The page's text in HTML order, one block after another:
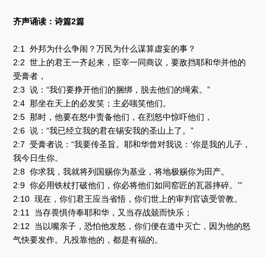
齐声诵读：诗篇2篇
2:1 外邦为什么争闹？万民为什么谋算虚妄的事？
2:2 世上的君王一齐起来，臣宰一同商议，要敌挡耶和华并他的
受膏者，
2:3 说：“我们要挣开他们的捆绑，脱去他们的绳索。”
2:4 那坐在天上的必发笑；主必嗤笑他们。
2:5 那时，他要在怒中责备他们，在烈怒中惊吓他们，
2:6 说：“我已经立我的君在锡安我的圣山上了。”
2:7 受膏者说：“我要传圣旨。耶和华曾对我说：‘你是我的儿子，
我今日生你。
2:8 你求我，我就将列国赐你为基业，将地极赐你为田产。
2:9 你必用铁杖打破他们，你必将他们如同窑匠的瓦器摔碎。’”
2:10 现在，你们君王应当省悟，你们世上的审判官该受管教。
2:11 当存畏惧侍奉耶和华，又当存战兢而快乐；
2:12 当以嘴亲子，恐怕他发怒，你们便在道中灭亡，因为他的怒
气快要发作。凡投靠他的，都是有福的。